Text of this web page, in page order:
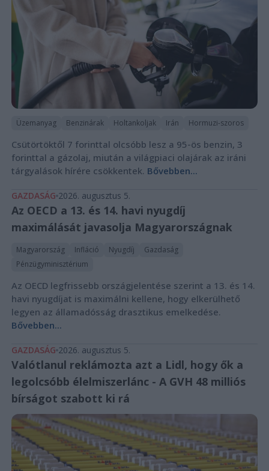
Üzemanyag Benzinárak Holtankoljak Irán Hormuzi-szoros
Csütörtöktől 7 forinttal olcsóbb lesz a 95-ös benzin, 3
forinttal a gázolaj, miután a világpiaci olajárak az iráni
tárgyalások hírére csökkentek. Bővebben...
GAZDASÁG 2026. augusztus 5.
Az OECD a 13. és 14. havi nyugdíj
maximálását javasolja Magyarországnak
Magyarország Infláció Nyugdíj
Gazdaság
Pénzügyminisztérium
Az OECD legfrissebb országjelentése szerint a 13. és 14.
havi nyugdíjat is maximálni kellene, hogy elkerülhető
legyen az államadósság drasztikus emelkedése.
Bővebben...
GAZDASÁG 2026. augusztus 5.
Valótlanul reklámozta azt a Lidl, hogy ők a
legolcsóbb élelmiszerlánc - A GVH 48 milliós
bírságot szabott ki rá